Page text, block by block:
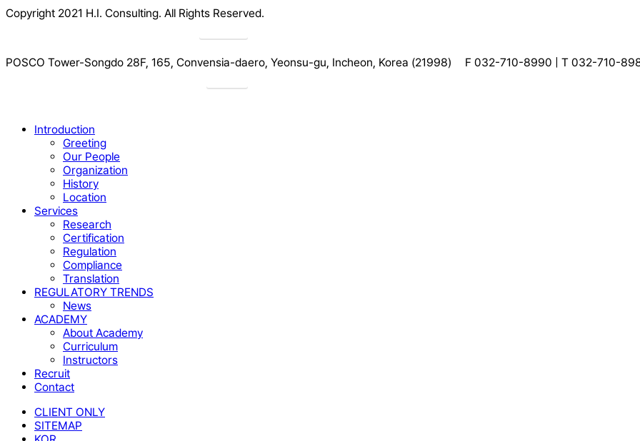
Copyright 2021 H.I. Consulting. All Rights Reserved.​
POSCO Tower-Songdo 28F, 165, Convensia-daero, Yeonsu-gu, Incheon, Korea (21998) F 032-710-8990 | T 032-710-
Close
Introduction
Greeting
Our People
Organization
History
Location
Services
Research
Certification
Regulation
Compliance
Translation
REGULATORY TRENDS
News
ACADEMY
About Academy
Curriculum
Instructors
Recruit
Contact
CLIENT ONLY
SITEMAP